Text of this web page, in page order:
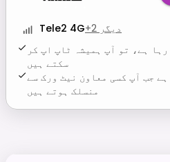
Tele2 4G+2 دیگر
ہے، تو آپ ہمیشہ ٹاپ اپ کر
سکتے ہیں
جب آپ کسی معاون نیٹ ورک سے
منسلک ہوتے ہیں